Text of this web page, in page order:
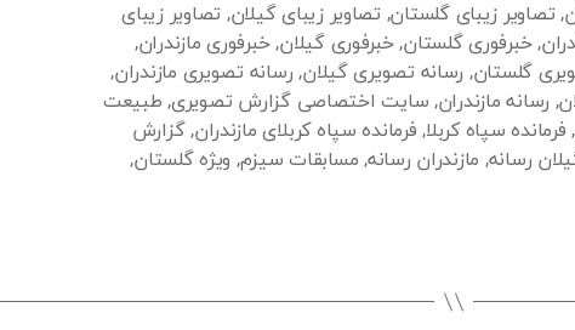
, تصاویر زیبای گلستان, تصاویر زیبای گیلان, تصاویر زیبای
,خبرفوری گلستان,خبرفوری گیلان,خبرفوری مازندران,
گلستان, رسانه تصویری گیلان, رسانه تصویری مازندران,
, رسانه مازندران, سایت اختصاصی گزارش تصویری, طبیعت
, فرمانده سپاه کربلا, فرمانده سپاه کربلای مازندران,گزارش
رسانه, مازندران رسانه, مسابقات سیزم, ویژه گلستان,